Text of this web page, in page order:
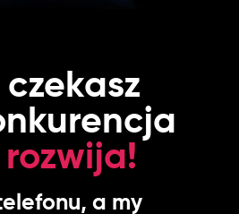
czekasz
a my